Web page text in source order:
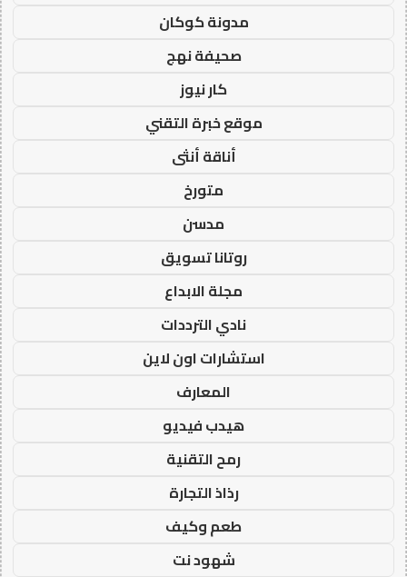
مدونة كوكان
صحيفة نهج
كار نيوز
موقع خبرة التقني
أناقة أنثى
متورخ
مدسن
روتانا تسويق
مجلة الابداع
نادي الترددات
استشارات اون لاين
المعارف
هيدب فيديو
رمح التقنية
رذاذ التجارة
طعم وكيف
شهود نت